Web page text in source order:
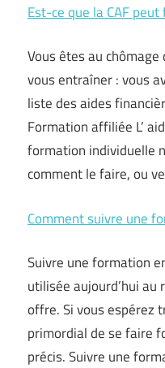
Est-ce que la CAF
Vous êtes au chômage
vous entraîner : vous
liste des aides
Formation affiliée L’
formation individuelle
comment le faire, ou
Comment suivre une
Suivre une formation
utilisée aujourd’hui au
offre. Si vous espérez
primordial de se faire
précis. Suivre une